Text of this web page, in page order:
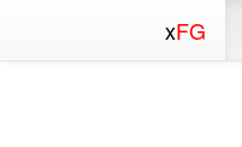
xFG